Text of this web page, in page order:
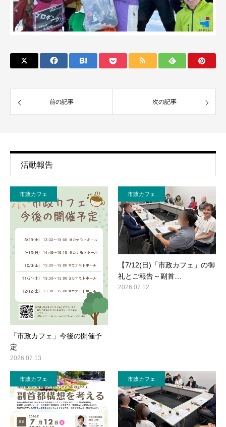
前の記事 次の記事
活動報告
市政カフェ
「市政カフェ」今後の開催予
定
2026.07.13
市政カフェ
【7/12(日)「市政カフェ」の御
礼とご報告～副首…
2026.07.12
市政カフェ 市政カフェ